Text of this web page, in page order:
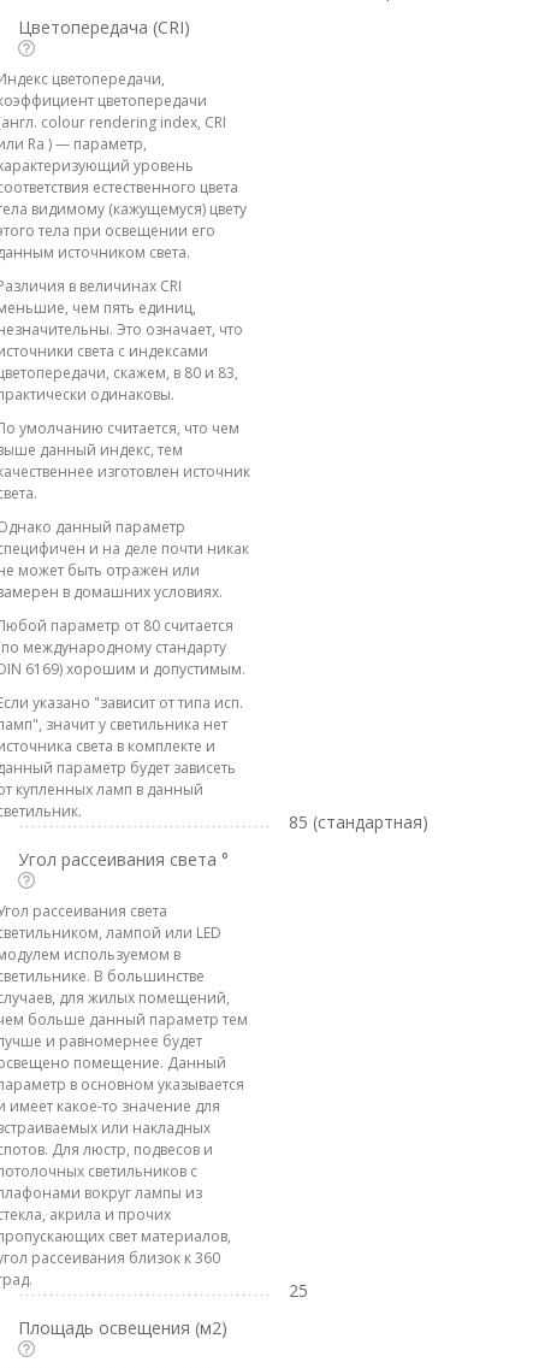
Цветопередача (CRI)
цветопередачи,
цветопередачи
colour rendering index, CRI
Ra ) — параметр,
уровень
естественного цвета
видимому (кажущемуся) цвету
тела при освещении его
источником света.
в величинах CRI
чем пять единиц,
Это означает, что
света с индексами
скажем, в 80 и 83,
одинаковы.
умолчанию считается, что чем
данный индекс, тем
изготовлен источник
данный параметр
и на деле почти никак
может быть отражен или
в домашних условиях.
параметр от 80 считается
международному стандарту
6169) хорошим и допустимым.
указано "зависит от типа исп.
значит у светильника нет
света в комплекте и
параметр будет зависеть
купленных ламп в данный
85 (стандартная)
Угол рассеивания света °
рассеивания света
лампой или LED
используемом в
В большинстве
для жилых помещений,
больше данный параметр тем
и равномернее будет
помещение. Данный
в основном указывается
имеет какое-то значение для
или накладных
Для люстр, подвесов и
светильников с
вокруг лампы из
акрила и прочих
свет материалов,
рассеивания близок к 360
25
Площадь освещения (м2)